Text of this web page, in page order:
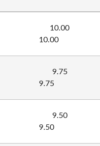
10.00
10.00
9.75
9.75
9.50
9.50